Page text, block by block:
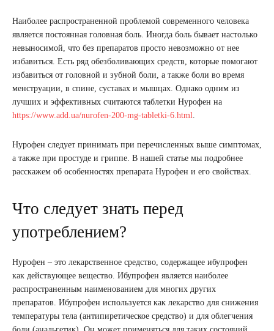
Наиболее распространенной проблемой современного человека
является постоянная головная боль. Иногда боль бывает настолько
невыносимой, что без препаратов просто невозможно от нее
избавиться. Есть ряд обезболивающих средств, которые помогают
избавиться от головной и зубной боли, а также боли во время
менструации, в спине, суставах и мышцах. Однако одним из
лучших и эффективных считаются таблетки Нурофен на
https://www.add.ua/nurofen-200-mg-tabletki-6.html.
Нурофен следует принимать при перечисленных выше симптомах,
а также при простуде и гриппе. В нашей статье мы подробнее
расскажем об особенностях препарата Нурофен и его свойствах.
Что следует знать перед
употреблением?
Нурофен – это лекарственное средство, содержащее ибупрофен
как действующее вещество. Ибупрофен является наиболее
распространенным наименованием для многих других
препаратов. Ибупрофен используется как лекарство для снижения
температуры тела (антипиретическое средство) и для облегчения